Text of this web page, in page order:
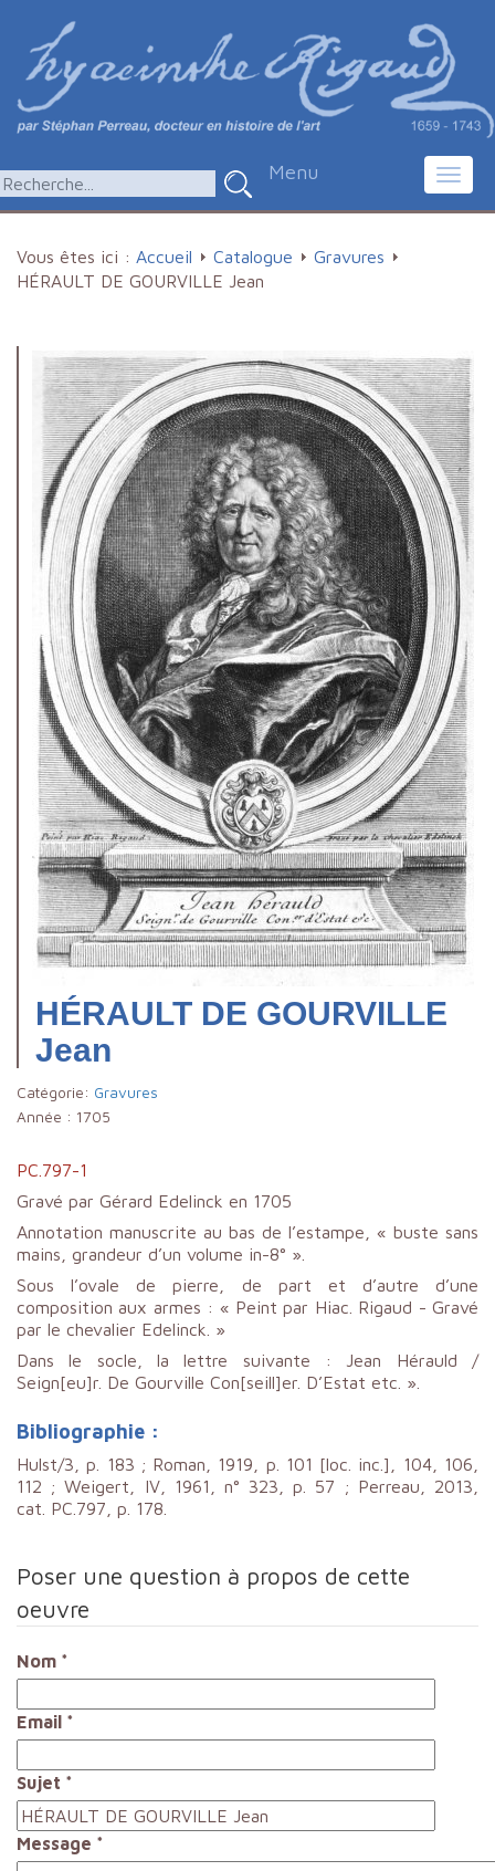
Menu
Vous êtes ici : Accueil Catalogue
Gravures
HÉRAULT DE GOURVILLE Jean
HÉRAULT DE GOURVILLE
Jean
Catégorie: Gravures
Année : 1705
PC.797-1
Gravé par Gérard Edelinck en 1705
Annotation manuscrite au bas de l’estampe, « buste sans
mains, grandeur d’un volume in-8° ».
Sous l’ovale de pierre, de part et d’autre d’une
composition aux armes : « Peint par Hiac. Rigaud - Gravé
par le chevalier Edelinck. »
Dans le socle, la lettre suivante : Jean Hérauld /
Seign[eu]r. De Gourville Con[seill]er. D’Estat etc. ».
Bibliographie :
Hulst/3, p. 183 ; Roman, 1919, p. 101 [loc. inc.], 104, 106,
112 ; Weigert, IV, 1961, n° 323, p. 57 ; Perreau, 2013,
cat. PC.797, p. 178.
Poser une question à propos de cette
oeuvre
Nom *
Email *
Sujet *
Message *